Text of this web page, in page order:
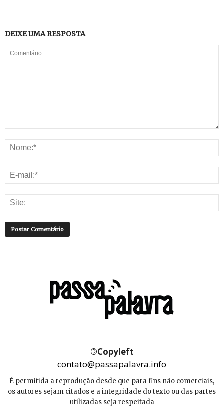
DEIXE UMA RESPOSTA
©Copyleft
contato@passapalavra.info
É permitida a reprodução desde que para fins não comerciais,
os autores sejam citados e a integridade do texto ou das partes
utilizadas seja respeitada